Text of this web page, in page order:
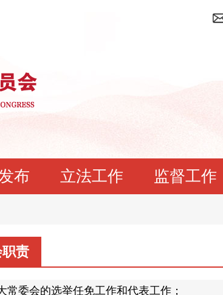
布 立法工作 监督工作
责
常委会的选举任免工作和代表工作；